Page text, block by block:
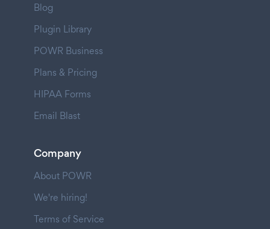
Blog
Plugin Library
POWR Business
Plans & Pricing
HIPAA Forms
Email Blast
Company
About POWR
We're hiring!
Terms of Service